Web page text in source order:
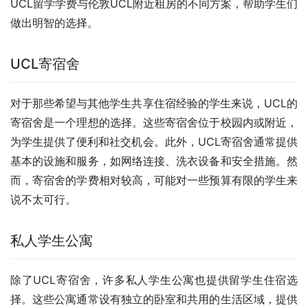
UCL留学学费与伦敦UCL附近租房的不同方案，帮助学生们
做出明智的选择。
UCL寄宿舍
对于那些希望与其他学生共享住宿经验的学生来说，UCL的
寄宿舍是一个理想的选择。这些寄宿舍位于校园内或附近，
为学生提供了便利和社交机会。此外，UCL寄宿舍通常提供
基本的设施和服务，如网络连接、洗衣设备和安全措施。然
而，寄宿舍的学费相对较高，可能对一些预算有限的学生来
说不太可行。
私人学生公寓
除了UCL寄宿舍，许多私人学生公寓也提供留学生住宿选
择。这些公寓通常设有独立的卧室和共用的生活区域，提供